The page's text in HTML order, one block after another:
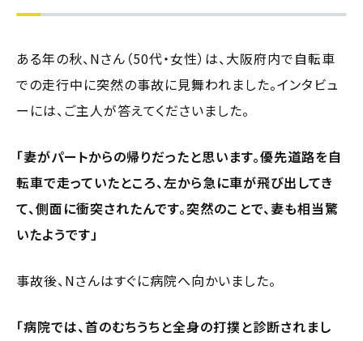
ある年の秋、Nさん（50代・女性）は、大阪府内で自転車
での走行中に突然の事故に見舞われました。インタビュ
ーには、ご主人が答えてくださいました。
「妻がパートからの帰りだったと思います。優先道路を自
転車で走っていたところ、左から急に車が飛び出してき
て、側面に衝突されたんです。突然のことで、妻も相当驚
いたようです」
事故後、Nさんはすぐに病院へ向かいました。
「病院では、首のむちうちと全身の打撲と診断されまし